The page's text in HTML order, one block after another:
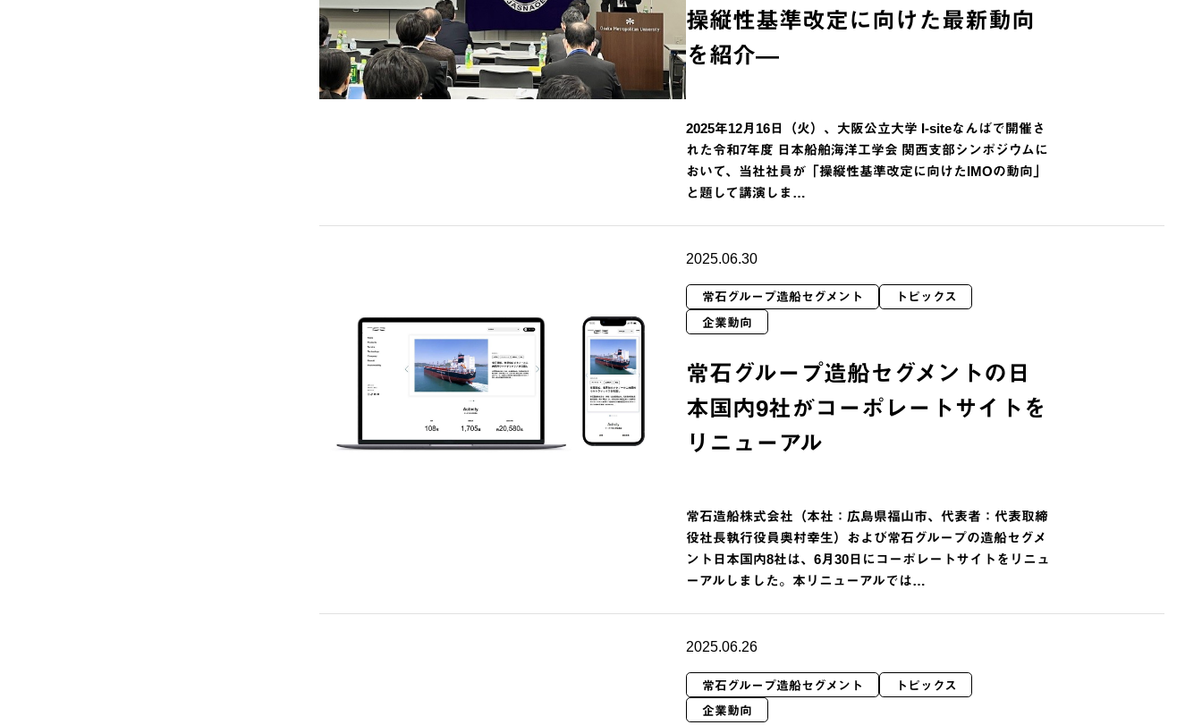
操縦性基準改定に向けた最新動向
を紹介―
2025年12月16日（火）、大阪公立大学 I-siteなんばで開催さ
れた令和7年度 日本船舶海洋工学会 関西支部シンポジウムに
おいて、当社社員が「操縦性基準改定に向けたIMOの動向」
と題して講演しま…
2025.06.30
常石グループ造船セグメント
トピックス
企業動向
常石グループ造船セグメントの日
本国内9社がコーポレートサイトを
リニューアル
常石造船株式会社（本社：広島県福山市、代表者：代表取締
役社長執行役員奥村幸生）および常石グループの造船セグメ
ント日本国内8社は、6月30日にコーポレートサイトをリニュ
ーアルしました。本リニューアルでは…
2025.06.26
常石グループ造船セグメント
トピックス
企業動向